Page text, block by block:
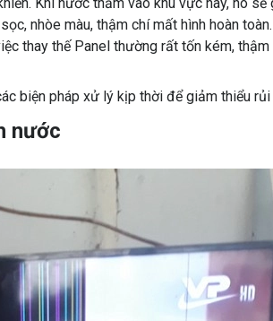
nhòe màu, thậm chí mất hình hoàn
thay thế Panel thường rất tốn kém, thậm
biện pháp xử lý kịp thời để giảm thiểu rủi
nước